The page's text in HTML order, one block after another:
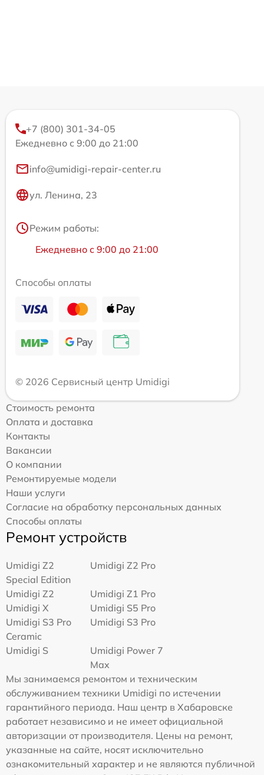
+7 (800) 301-34-05
Ежедневно с 9:00 до 21:00
info@umidigi-repair-center.ru
ул. Ленина, 23
Режим работы:
Ежедневно с 9:00 до 21:00
Способы оплаты
© 2026 Сервисный центр Umidigi
Стоимость ремонта
Оплата и доставка
Контакты
Вакансии
О компании
Ремонтируемые модели
Наши услуги
Согласие на обработку персональных данных
Способы оплаты
Ремонт устройств
Umidigi Z2
Special Edition
Umidigi Z2 Pro
Umidigi Z2
Umidigi Z1 Pro
Umidigi X
Umidigi S5 Pro
Umidigi S3 Pro
Ceramic
Umidigi S3 Pro
Umidigi S
Umidigi Power 7
Max
Мы занимаемся ремонтом и техническим
обслуживанием техники Umidigi по истечении
гарантийного периода. Наш центр в Хабаровске
работает независимо и не имеет официальной
авторизации от производителя. Цены на ремонт,
указанные на сайте, носят исключительно
ознакомительный характер и не являются публичной